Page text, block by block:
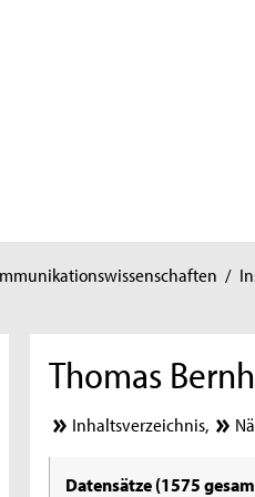
/
Thomas
Inhaltsverzeichnis,
Datensätze (1575